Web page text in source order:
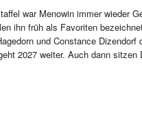
war Menowin immer wieder
ihn früh als Favoriten
und Constance
2027 weiter. Auch dann